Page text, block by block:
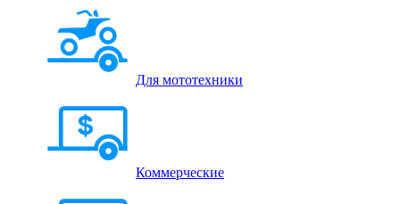
Для мототехники
Коммерческие